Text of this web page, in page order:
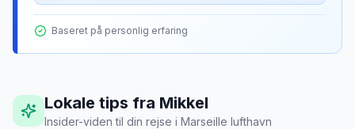
andre mennesker.
Baseret på personlig erfaring
Lokale tips fra Mikkel
Insider-viden til din rejse i Marseille lufthavn